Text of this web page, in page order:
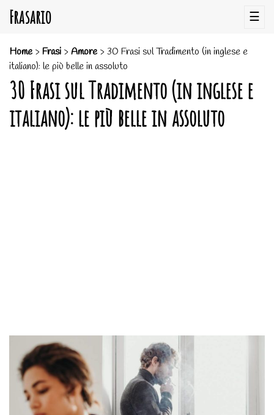
Frasario ☰
Home>Frasi >Amore>30 Frasi sul Tradimento (in inglese e
italiano): le più belle in assoluto
30 Frasi sul Tradimento (in inglese e
italiano): le più belle in assoluto